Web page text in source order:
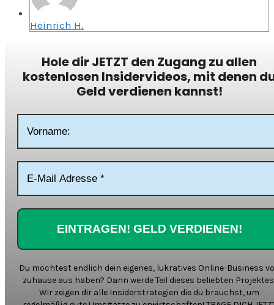
Heinrich H.
Hole dir JETZT den Zugang zu allen
kostenlosen Insidervideos, mit denen
Geld verdienen kannst!
Du möchtest endlich dein eigenes, lukratives Online-Business
zuhause aus haben? Dann werde Teil dieses beliebten
Wir zeigen dir alle Insiderstrategien die du brauchst, um